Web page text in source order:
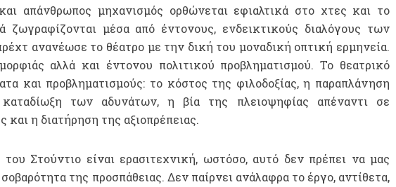
απάνθρωπος μηχανισμός ορθώνεται εφιαλτικά στο χτες και το
μέσα από έντονους, ενδεικτικούς διαλόγους των
ανανέωσε το θέατρο με την δική του μοναδική οπτική ερμηνεία.
αλλά και έντονου πολιτικού προβληματισμού. Το θεατρικό
και προβληματισμούς: το κόστος της φιλοδοξίας, η παραπλάνηση
των αδυνάτων, η βία της πλειοψηφίας απέναντι σε
και η διατήρηση της αξιοπρέπειας.
Στούντιο είναι ερασιτεχνική, ωστόσο, αυτό δεν πρέπει να μας
της προσπάθειας. Δεν παίρνει ανάλαφρα το έργο, αντίθετα,